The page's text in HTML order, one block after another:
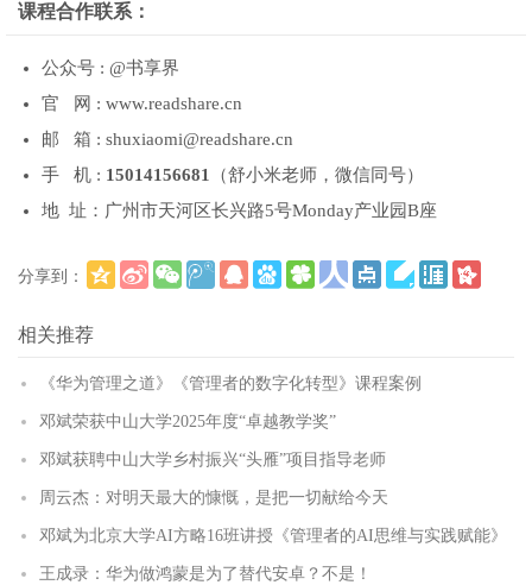
课程合作联系：
公众号 : @书享界
官 网 : www.readshare.cn
邮 箱 : shuxiaomi@readshare.cn
手 机 : 15014156681 （舒小米老师，微信同号）
地 址：广州市天河区长兴路5号Monday产业园B座
分享到：
相关推荐
《华为管理之道》《管理者的数字化转型》课程案例
邓斌荣获中山大学2025年度“卓越教学奖”
邓斌获聘中山大学乡村振兴“头雁”项目指导老师
周云杰：对明天最大的慷慨，是把一切献给今天
邓斌为北京大学AI方略16班讲授《管理者的AI思维与实践赋能》
王成录：华为做鸿蒙是为了替代安卓？不是！